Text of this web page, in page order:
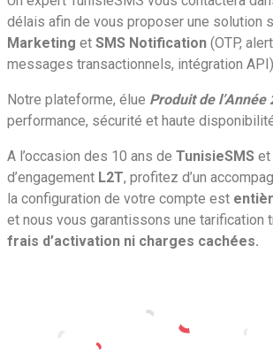
délais afin de vous proposer une solution
Marketing et SMS Notification (OTP,
messages transactionnels, intégration
Notre plateforme, élue Produit de l’Année
performance, sécurité et haute
A l’occasion des 10 ans de TunisieSMS et
d’engagement L2T, profitez d’un
la configuration de votre compte est
et nous vous garantissons une tarification
frais d’activation ni charges cachées.